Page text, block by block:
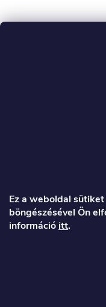
Ez a weboldal
böngészésével Ön
információ itt.